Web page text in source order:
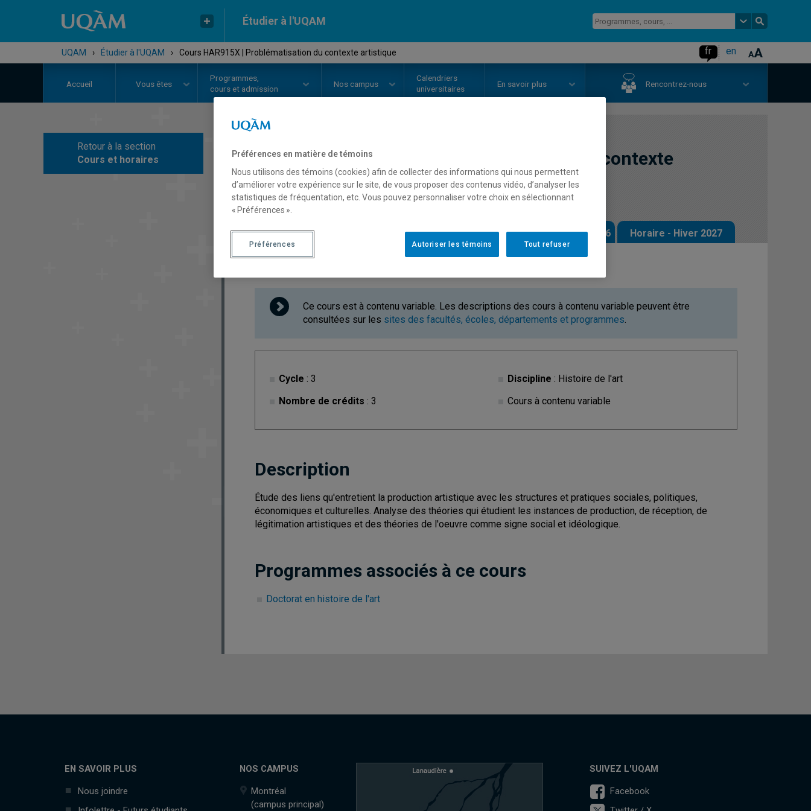
Étudier à l'UQAM
UQAM › Étudier à l'UQAM › Cours HAR915X | Problématisation du contexte artistique fr en
Accueil Vous êtes
Programmes,
cours et admission
Nos campus
Calendriers
universitaires
En savoir plus Rencontrez-nous
Retour à la section
Cours et horaires
COURS// HAR915X
Problématisation du contexte
artistique
Description Horaire - Été 2026 Horaire - Automne 2026 Horaire - Hiver 2027
Ce cours est à contenu variable. Les descriptions des cours à contenu variable peuvent être
consultées sur les sites des facultés, écoles, départements et programmes.
Cycle : 3
Nombre de crédits : 3
Discipline : Histoire de l'art
Cours à contenu variable
Description
Étude des liens qu'entretient la production artistique avec les structures et pratiques sociales, politiques,
économiques et culturelles. Analyse des théories qui étudient les instances de production, de réception, de
légitimation artistiques et des théories de l'oeuvre comme signe social et idéologique.
Programmes associés à ce cours
Doctorat en histoire de l'art
EN SAVOIR PLUS
Nous joindre
NOS CAMPUS
Montréal
(campus principal)
SUIVEZ L'UQAM
Facebook
Préférences en matière de témoins
Nous utilisons des témoins (cookies) afin de collecter des informations qui nous permettent
d’améliorer votre expérience sur le site, de vous proposer des contenus vidéo, d’analyser les
statistiques de fréquentation, etc. Vous pouvez personnaliser votre choix en sélectionnant
« Préférences ».
Tout refuser
Autoriser les témoins
Préférences